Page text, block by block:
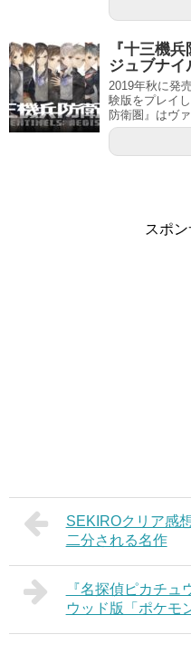
『十三機
ジュブナイ
2019年秋に発
験版をプレイ
防衛圏』はヴ
スポ
SEKIROクリア感
二分される名作
『名探偵ピカチュ
ウッド版「ポケモ